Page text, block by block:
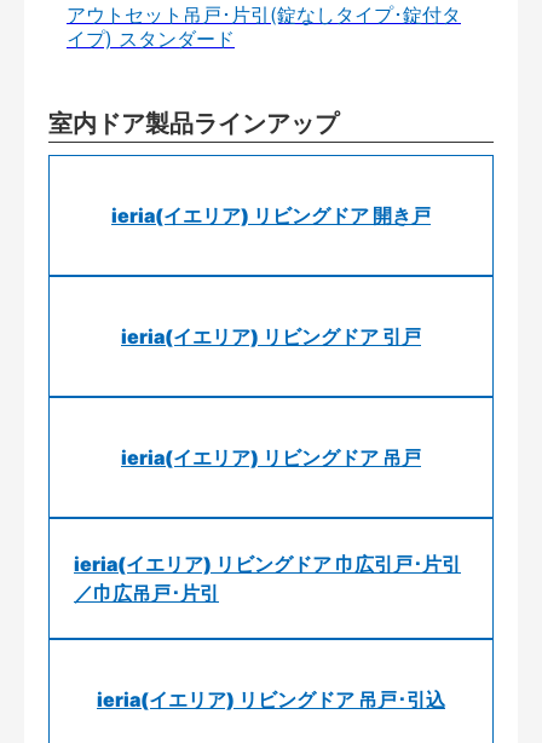
アウトセット吊戸･片引(錠なしタイプ･錠付タ
イプ) スタンダード
室内ドア製品ラインアップ
ieria(イエリア) リビングドア 開き戸
ieria(イエリア) リビングドア 引戸
ieria(イエリア) リビングドア 吊戸
ieria(イエリア) リビングドア 巾広引戸･片引
／巾広吊戸･片引
ieria(イエリア) リビングドア 吊戸･引込